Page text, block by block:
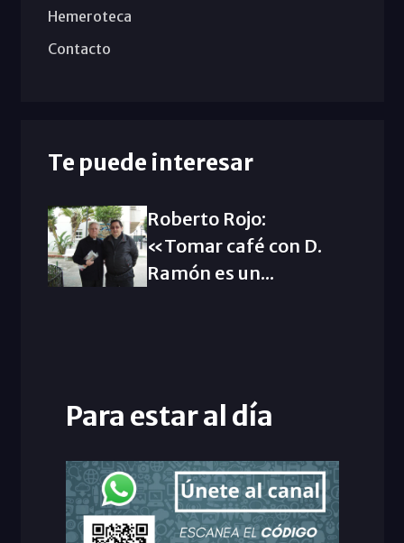
Hemeroteca
Contacto
Te puede interesar
Roberto Rojo:
«Tomar café con D.
Ramón es un...
Para estar al día